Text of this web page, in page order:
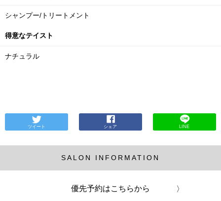
シャンプー/トリートメント
得意なテイスト
ナチュラル
ツイート シェア LINE
SALON INFORMATION
優先予約はこちらから